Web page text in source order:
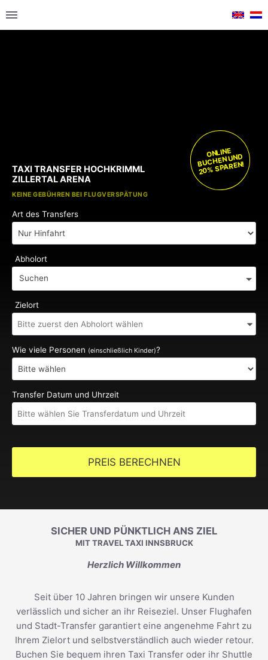
KOSTENLOSE KINDERSITZE
KEINE GEBÜHREN BEI FLUGVERSPÄTUNG
TAXI TRANSFER HOCHKRIMML
ZILLERTAL ARENA
ONLINE
BUCHEN UND
20% SPAREN!
Art des Transfers
Abholort
Suchen
Zielort
Wie viele Personen (einschließlich Kinder)?
Transfer Datum und Uhrzeit
PREIS BERECHNEN
SICHER UND PÜNKTLICH ANS ZIEL
MIT TRAVEL TAXI INNSBRUCK
Herzlich Willkommen
Seit über 10 Jahren bringen wir unsere Kunden
verlässlich und sicher an ihr Reiseziel. Unser Flughafen
und Stadt-Transfer garantiert eine angenehme Fahrt zu
Ihrem Zielort und selbstverständlich auch wieder retour.
Buchen Sie bequem ihren Taxi Transfer oder ihr Shuttle